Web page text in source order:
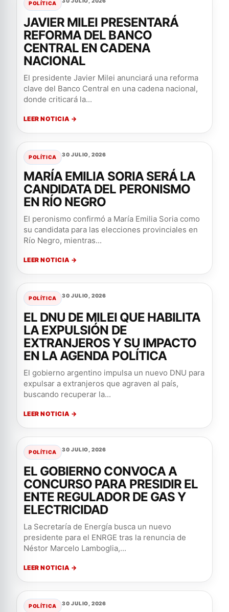
POLÍTICA
JAVIER MILEI PRESENTARÁ
REFORMA DEL BANCO
CENTRAL EN CADENA
NACIONAL
El presidente Javier Milei anunciará una reforma
clave del Banco Central en una cadena nacional,
donde criticará la...
LEER NOTICIA →
POLÍTICA 30 JULIO, 2026
MARÍA EMILIA SORIA SERÁ LA
CANDIDATA DEL PERONISMO
EN RÍO NEGRO
El peronismo confirmó a María Emilia Soria como
su candidata para las elecciones provinciales en
Río Negro, mientras...
LEER NOTICIA →
POLÍTICA 30 JULIO, 2026
EL DNU DE MILEI QUE HABILITA
LA EXPULSIÓN DE
EXTRANJEROS Y SU IMPACTO
EN LA AGENDA POLÍTICA
El gobierno argentino impulsa un nuevo DNU para
expulsar a extranjeros que agraven al país,
buscando recuperar la...
LEER NOTICIA →
POLÍTICA 30 JULIO, 2026
EL GOBIERNO CONVOCA A
CONCURSO PARA PRESIDIR EL
ENTE REGULADOR DE GAS Y
ELECTRICIDAD
La Secretaría de Energía busca un nuevo
presidente para el ENRGE tras la renuncia de
Néstor Marcelo Lamboglia,...
LEER NOTICIA →
POLÍTICA 30 JULIO, 2026